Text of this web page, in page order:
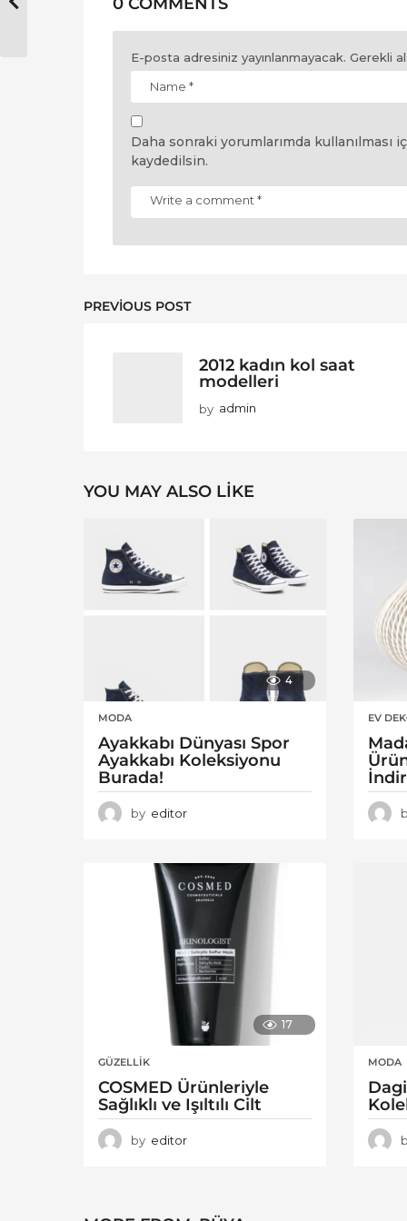
E-posta adresiniz yayınlanmayacak. Gerekli
Daha sonraki yorumlarımda kullanılması
kaydedilsin.
PREVIOUS POST
2012 kadın kol saat
modelleri
by admin
YOU MAY ALSO LIKE
4
MODA
Ayakkabı Dünyası Spor
Ayakkabı Koleksiyonu
Burada!
by editor
EV
17
GÜZELLIK
COSMED Ürünleriyle
Sağlıklı ve Işıltılı Cilt
by editor
MODA